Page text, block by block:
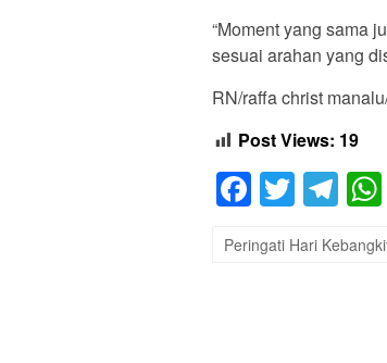
“Moment yang sama
sesuai arahan yang
RN/raffa christ
Post Views: 19
Peringati Hari